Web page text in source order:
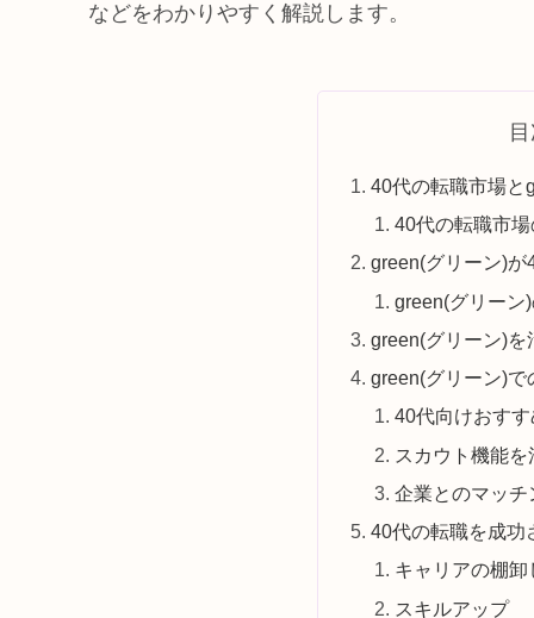
などをわかりやすく解説します。
40代の転職市場と
40代の転職市
green(グリーン)
green(グリーン
green(グリーン)
green(グリーン)
40代向けおす
スカウト機能を
企業とのマッ
40代の転職を成功
キャリアの棚卸
スキルアップ